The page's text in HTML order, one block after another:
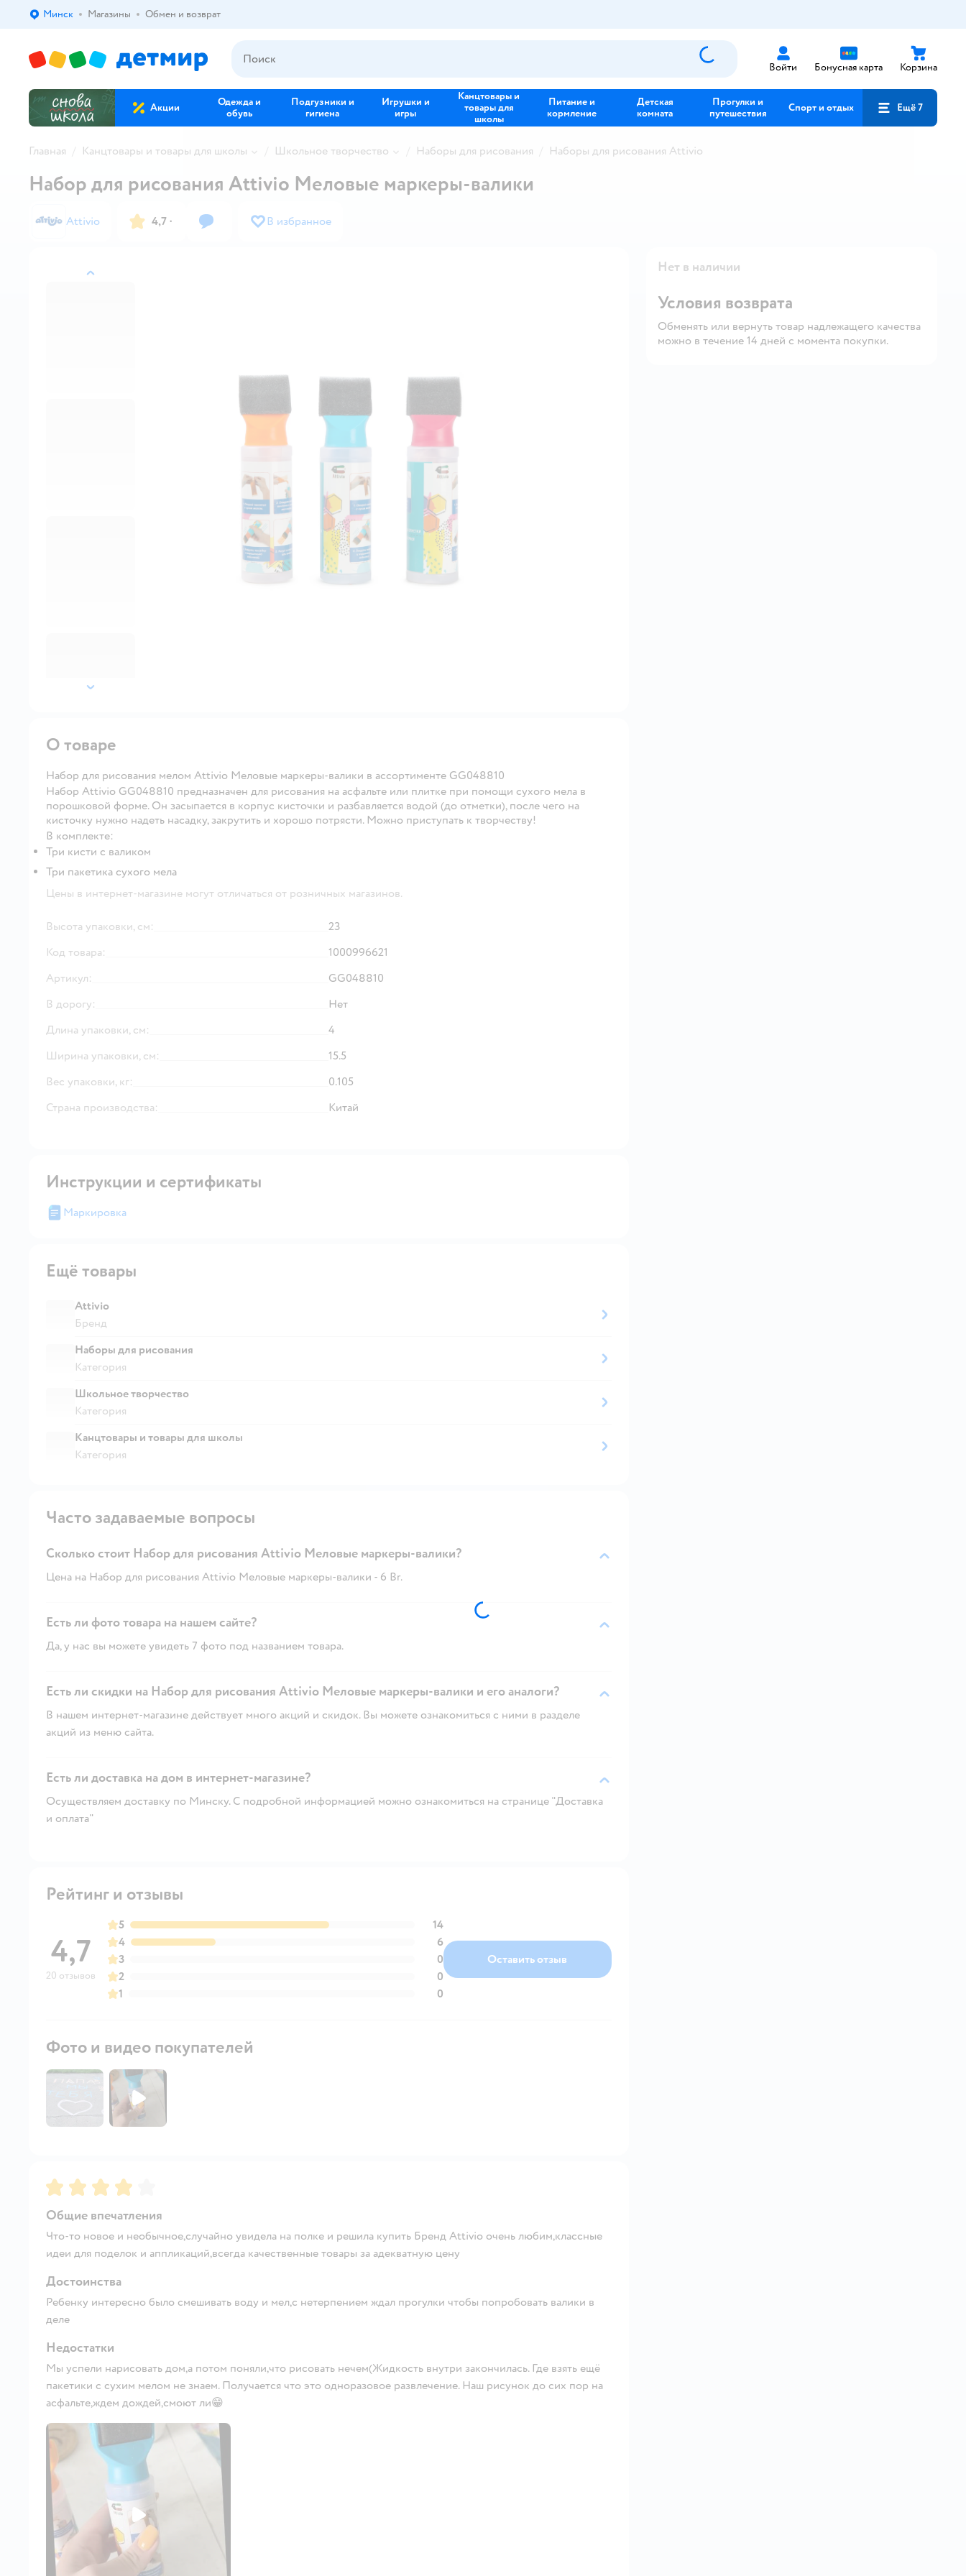
Выбор адреса доставки.
Минск Магазины Обмен и возврат
Войти Бонусная карта Корзина
Акции
Одежда и
обувь
Подгузники и
гигиена
Игрушки и
игры
Канцтовары и
товары для
школы
Питание и
кормление
Детская
комната
Прогулки и
путешествия
Спорт и отдых Ещё 7
Главная Канцтовары и товары для школы Школьное творчество Наборы для рисования Наборы для рисования Attivio
назад
далее
Набор для рисования Attivio Меловые маркеры-валики
Attivio 4,7 · В избранное
Нет в наличии
Условия возврата
Обменять или вернуть товар надлежащего качества
можно в течение 14 дней с момента покупки.
О товаре
Набор для рисования мелом Attivio Меловые маркеры-валики в ассортименте GG048810
Набор Attivio GG048810 предназначен для рисования на асфальте или плитке при помощи сухого мела в
порошковой форме. Он засыпается в корпус кисточки и разбавляется водой (до отметки), после чего на
кисточку нужно надеть насадку, закрутить и хорошо потрясти. Можно приступать к творчеству!
В комплекте:
Три кисти с валиком
Три пакетика сухого мела
Цены в интернет-магазине могут отличаться от розничных магазинов.
Высота упаковки, см:
23
Код товара:
1000996621
Артикул:
GG048810
В дорогу:
Нет
Длина упаковки, см:
4
Ширина упаковки, см:
15.5
Вес упаковки, кг:
0.105
Страна производства:
Китай
Инструкции и сертификаты
Маркировка
Ещё товары
Attivio
Бренд
Наборы для рисования
Категория
Школьное творчество
Категория
Канцтовары и товары для школы
Категория
Часто задаваемые вопросы
Сколько стоит Набор для рисования Attivio Меловые маркеры-валики?
Цена на Набор для рисования Attivio Меловые маркеры-валики - 6 Br.
Есть ли фото товара на нашем сайте?
Да, у нас вы можете увидеть 7 фото под названием товара.
Есть ли скидки на Набор для рисования Attivio Меловые маркеры-валики и его аналоги?
В нашем интернет-магазине действует много акций и скидок. Вы можете ознакомиться с ними в разделе
акций из меню сайта.
Есть ли доставка на дом в интернет-магазине?
Осуществляем доставку по Минску. С подробной информацией можно ознакомиться на странице "Доставка
и оплата"
Рейтинг и отзывы
4,7
20 отзывов
5
14
4
6
3
0
2
0
1
0
Оставить отзыв
Фото и видео покупателей
Рейтинг:4
Общие впечатления
Что-то новое и необычное,случайно увидела на полке и решила купить Бренд Attivio очень любим,классные
идеи для поделок и аппликаций,всегда качественные товары за адекватную цену
Достоинства
Ребенку интересно было смешивать воду и мел,с нетерпением ждал прогулки чтобы попробовать валики в
деле
Недостатки
Мы успели нарисовать дом,а потом поняли,что рисовать нечем(Жидкость внутри закончилась. Где взять ещё
пакетики с сухим мелом не знаем. Получается что это одноразовое развлечение. Наш рисунок до сих пор на
асфальте,ждем дождей,смоют ли😁